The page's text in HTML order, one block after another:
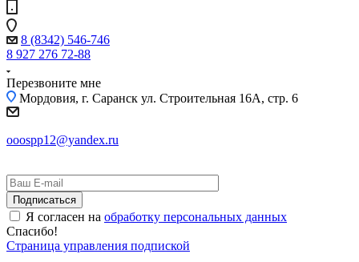
8 (8342) 546-746
8 927 276 72-88
Перезвоните мне
Мордовия, г. Саранск ул. Строительная 16A, стр. 6
ooospp12@yandex.ru
Я согласен на обработку персональных данных
Спасибо!
Страница управления подпиской